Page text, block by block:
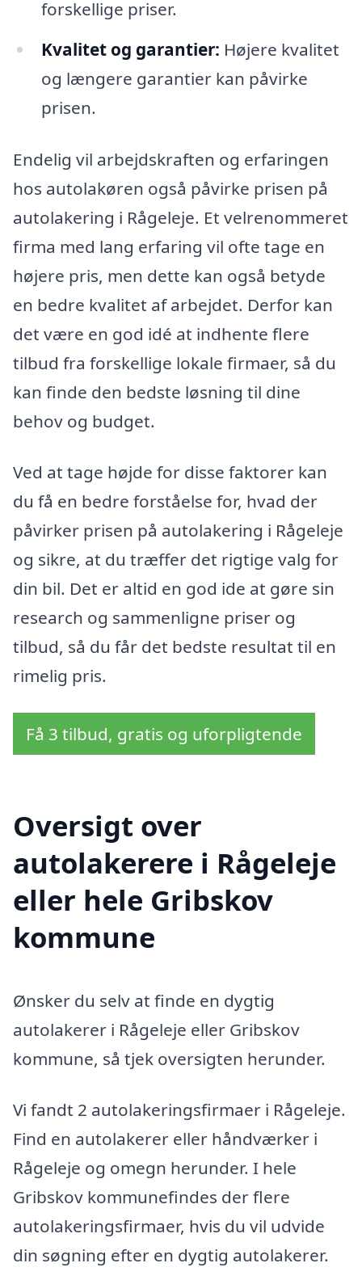
forskellige priser.
Kvalitet og garantier: Højere kvalitet
og længere garantier kan påvirke
prisen.
Endelig vil arbejdskraften og erfaringen
hos autolakøren også påvirke prisen på
autolakering i Rågeleje. Et velrenommeret
firma med lang erfaring vil ofte tage en
højere pris, men dette kan også betyde
en bedre kvalitet af arbejdet. Derfor kan
det være en god idé at indhente flere
tilbud fra forskellige lokale firmaer, så du
kan finde den bedste løsning til dine
behov og budget.
Ved at tage højde for disse faktorer kan
du få en bedre forståelse for, hvad der
påvirker prisen på autolakering i Rågeleje
og sikre, at du træffer det rigtige valg for
din bil. Det er altid en god ide at gøre sin
research og sammenligne priser og
tilbud, så du får det bedste resultat til en
rimelig pris.
Få 3 tilbud, gratis og uforpligtende
Oversigt over
autolakerere i Rågeleje
eller hele Gribskov
kommune
Ønsker du selv at finde en dygtig
autolakerer i Rågeleje eller Gribskov
kommune, så tjek oversigten herunder.
Vi fandt 2 autolakeringsfirmaer i Rågeleje.
Find en autolakerer eller håndværker i
Rågeleje og omegn herunder. I hele
Gribskov kommunefindes der flere
autolakeringsfirmaer, hvis du vil udvide
din søgning efter en dygtig autolakerer.